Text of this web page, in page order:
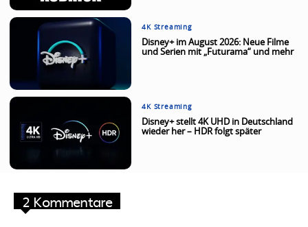
4K Streaming
Disney+ im August 2026: Neue Filme
und Serien mit „Futurama“ und mehr
4K Streaming
Disney+ stellt 4K UHD in Deutschland
wieder her – HDR folgt später
2 Kommentare